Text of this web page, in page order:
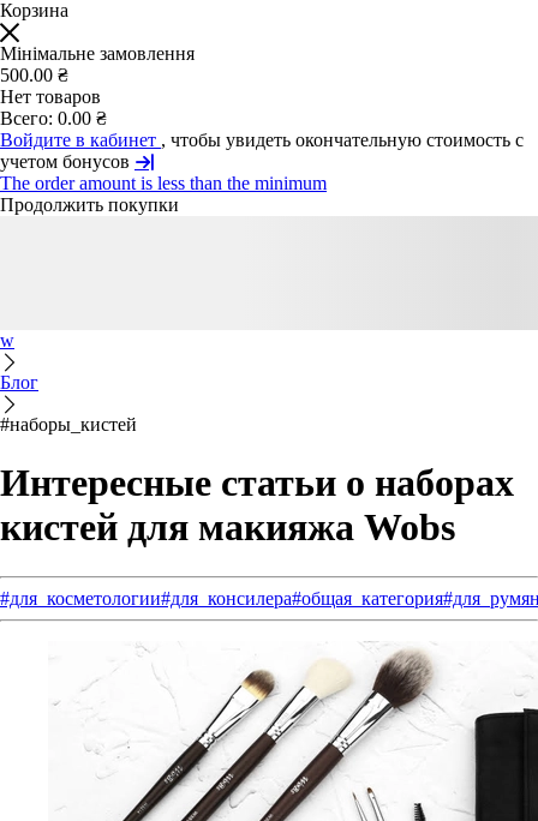
Корзина
Мінімальне замовлення
500.00 ₴
Нет товаров
Всего: 0.00 ₴
Войдите в кабинет , чтобы увидеть окончательную стоимость с
учетом бонусов
The order amount is less than the minimum
Продолжить покупки
w
Блог
#наборы_кистей
Интересные статьи о наборах
кистей для макияжа Wobs
#для_косметологии#для_консилера#общая_категория